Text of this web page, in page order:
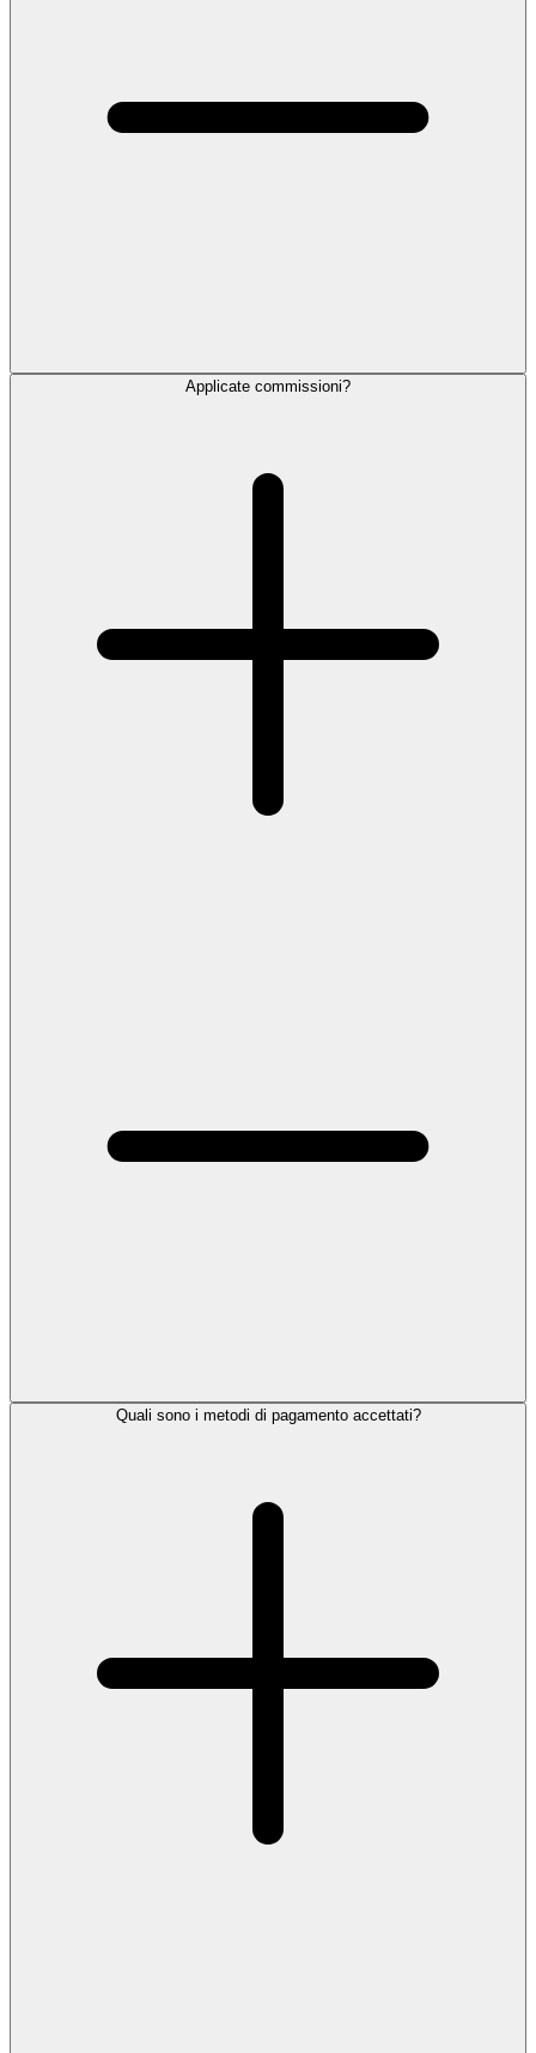
Applicate commissioni?
Quali sono i metodi di pagamento accettati?